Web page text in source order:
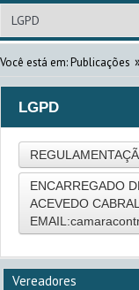
Você está em:Publicações
LGPD
ENCARREGADO
ACEVEDO
Vereadores